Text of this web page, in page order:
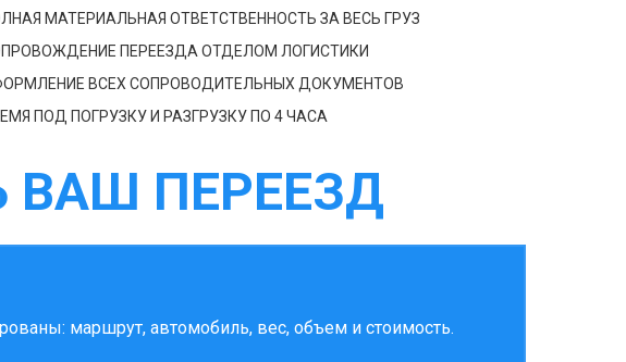
МАТЕРИАЛЬНАЯ ОТВЕТСТВЕННОСТЬ ЗА ВЕСЬ ГРУЗ
ПЕРЕЕЗДА ОТДЕЛОМ ЛОГИСТИКИ
ВСЕХ СОПРОВОДИТЕЛЬНЫХ ДОКУМЕНТОВ
ПОД ПОГРУЗКУ И РАЗГРУЗКУ ПО 4 ЧАСА
ВАШ ПЕРЕЕЗД
маршрут, автомобиль, вес, объем и стоимость.